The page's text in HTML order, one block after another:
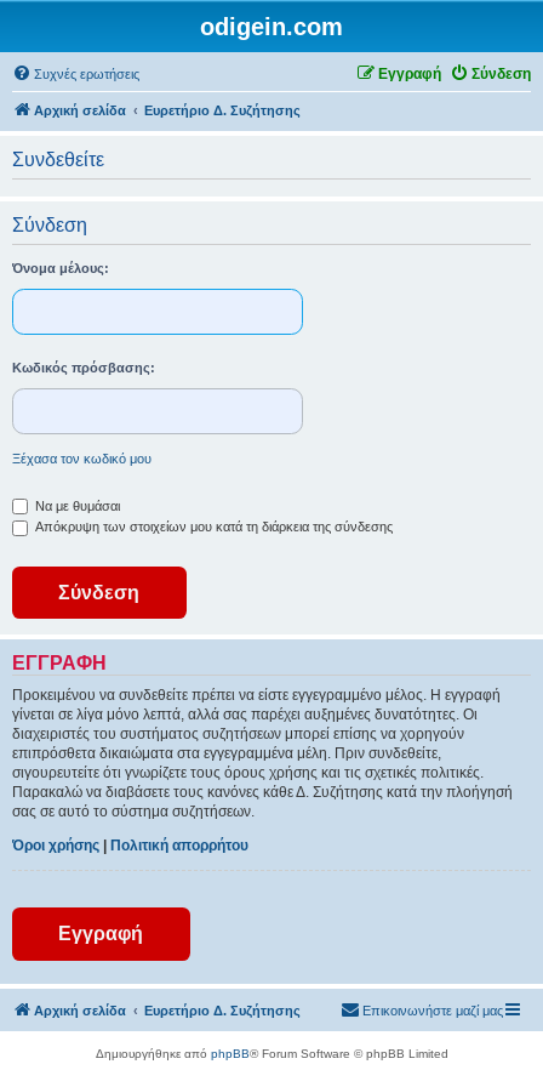
odigein.com
Συχνές ερωτήσεις Σύνδεση
Εγγραφή
Αρχική σελίδα Ευρετήριο Δ. Συζήτησης
Συνδεθείτε
Σύνδεση
Όνομα μέλους:
Κωδικός πρόσβασης:
Ξέχασα τον κωδικό μου
Να με θυμάσαι
Απόκρυψη των στοιχείων μου κατά τη διάρκεια της σύνδεσης
ΕΓΓΡΑΦΉ
Προκειμένου να συνδεθείτε πρέπει να είστε εγγεγραμμένο μέλος. Η εγγραφή
γίνεται σε λίγα μόνο λεπτά, αλλά σας παρέχει αυξημένες δυνατότητες. Οι
διαχειριστές του συστήματος συζητήσεων μπορεί επίσης να χορηγούν
επιπρόσθετα δικαιώματα στα εγγεγραμμένα μέλη. Πριν συνδεθείτε,
σιγουρευτείτε ότι γνωρίζετε τους όρους χρήσης και τις σχετικές πολιτικές.
Παρακαλώ να διαβάσετε τους κανόνες κάθε Δ. Συζήτησης κατά την πλοήγησή
σας σε αυτό το σύστημα συζητήσεων.
Όροι χρήσης
Πολιτική απορρήτου
Εγγραφή
Αρχική σελίδα Ευρετήριο Δ. Συζήτησης Επικοινωνήστε μαζί μας
Δημιουργήθηκε από phpBB® Forum Software © phpBB Limited